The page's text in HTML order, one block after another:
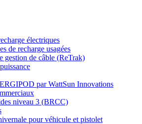
électriques
de recharge usagées
gestion de câble (ReTrak)
par WattSun Innovations
niveau 3 (BRCC)
pour véhicule et pistolet